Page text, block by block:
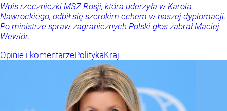
Wpis rzeczniczki MSZ Rosji, która uderzyła w Karola
Nawrockiego, odbił się szerokim echem w naszej dyplomacji.
Po ministrze spraw zagranicznych Polski głos zabrał Maciej
Wewiór.
Opinie i komentarzePolitykaKraj